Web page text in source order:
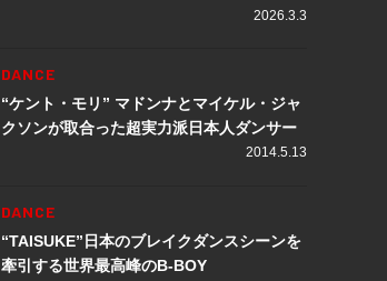
2026.3.3
DANCE
“ケント・モリ” マドンナとマイケル・ジャ
クソンが取合った超実力派日本人ダンサー
2014.5.13
DANCE
“TAISUKE”日本のブレイクダンスシーンを
牽引する世界最高峰のB-BOY